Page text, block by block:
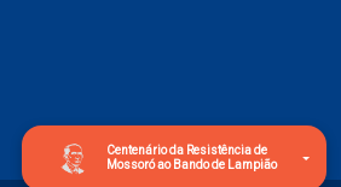
Centenário da Resistência de
Mossoró ao Bando de Lampião